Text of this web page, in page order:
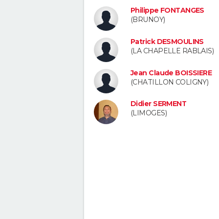
Philippe FONTANGES
(BRUNOY)
Patrick DESMOULINS
(LA CHAPELLE RABLAIS)
Jean Claude BOISSIERE
(CHATILLON COLIGNY)
Didier SERMENT
(LIMOGES)